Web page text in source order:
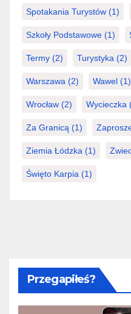
Spotakania Turystów (1)
Szkoły Podstawowe (1)
Termy (2) Turystyka (2)
Warszawa (2) Wawel (1)
Wrocław (2) Wycieczka
Za Granicą (1)
Ziemia Łódzka (1)
Święto Karpia (1)
Przegapiłeś?